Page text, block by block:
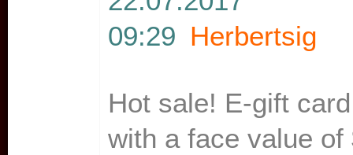
09:29 Herbertsig
Hot sale! E-gift
with a face value of